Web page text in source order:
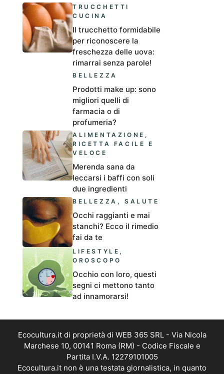
TRUCCHETTI
CUCINA
Il trucchetto formidabile
per riconoscere la
freschezza delle uova:
rimarrai senza parole!
BELLEZZA
Prodotti make up: sono
migliori quelli di
farmacia o di
profumeria?
ALIMENTAZIONE ,
RICETTA FACILE E
VELOCE
Merenda sana da
leccarsi i baffi con soli
due ingredienti
BELLEZZA ,SALUTE
Occhi raggianti e mai
stanchi? Ecco il rimedio
fai da te
LIFESTYLE ,
OROSCOPO
Occhio con loro, questi
segni ci mettono tanto
ad innamorarsi!
Ecocultura.it di proprietà di WEB 365 SRL - Via Nicola
Marchese 10, 00141 Roma (RM) - Codice Fiscale e
Partita I.V.A. 12279101005
Ecocultura.it non è una testata giornalistica, in quanto